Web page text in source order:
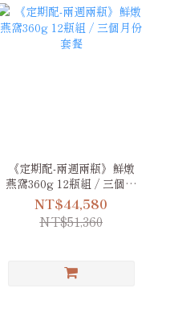
《定期配-兩週兩瓶》鮮燉
燕窩360g 12瓶組 / 三個月
份套餐
NT$44,580
NT$51,360